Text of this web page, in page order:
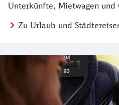
Unterkünfte, Mietwagen und
Zu Urlaub und
Regionales Angebot